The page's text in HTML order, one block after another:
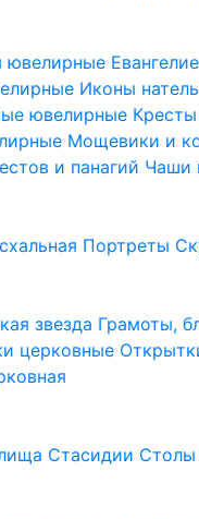
ювелирные
Иконы
ювелирные
Мощевики и
и панагий Чаши
Портреты
звезда Грамоты,
церковные
Стасидии Столы